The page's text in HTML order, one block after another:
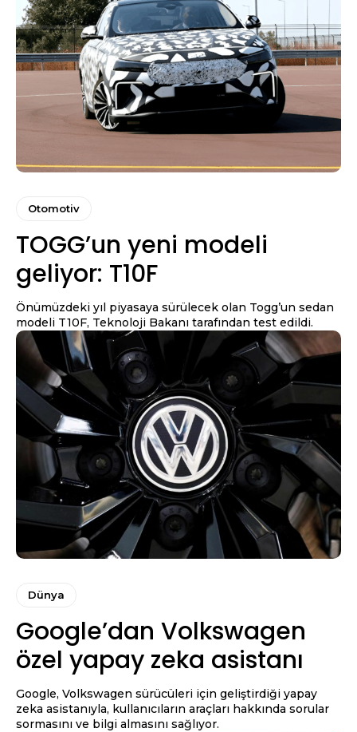
Otomotiv
TOGG’un yeni modeli
geliyor: T10F
Önümüzdeki yıl piyasaya sürülecek olan Togg’un sedan
modeli T10F, Teknoloji Bakanı tarafından test edildi.
Dünya
Google’dan Volkswagen
özel yapay zeka asistanı
Google, Volkswagen sürücüleri için geliştirdiği yapay
zeka asistanıyla, kullanıcıların araçları hakkında sorular
sormasını ve bilgi almasını sağlıyor.